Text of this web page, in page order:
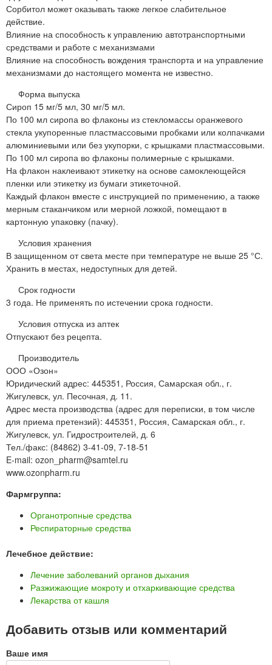
Сорбитол может оказывать также легкое слабительное
действие.
Влияние на способность к управлению автотранспортными
средствами и работе с механизмами
Влияние на способность вождения транспорта и на управление
механизмами до настоящего момента не известно.
Форма выпуска
Сироп 15 мг/5 мл, 30 мг/5 мл.
По 100 мл сиропа во флаконы из стекломассы оранжевого
стекла укупоренные пластмассовыми пробками или колпачками
алюминиевыми или без укупорки, с крышками пластмассовыми.
По 100 мл сиропа во флаконы полимерные с крышками.
На флакон наклеивают этикетку на основе самоклеющейся
пленки или этикетку из бумаги этикеточной.
Каждый флакон вместе с инструкцией по применению, а также
мерным стаканчиком или мерной ложкой, помещают в
картонную упаковку (пачку).
Условия хранения
В защищенном от света месте при температуре не выше 25 °С.
Хранить в местах, недоступных для детей.
Срок годности
3 года. Не применять по истечении срока годности.
Условия отпуска из аптек
Отпускают без рецепта.
Производитель
ООО «Озон»
Юридический адрес: 445351, Россия, Самарская обл., г.
Жигулевск, ул. Песочная, д. 11.
Адрес места производства (адрес для переписки, в том числе
для приема претензий): 445351, Россия, Самарская обл., г.
Жигулевск, ул. Гидростроителей, д. 6
Тел./факс: (84862) 3-41-09, 7-18-51
E-mail: ozon_pharm@samtel.ru
www.ozonpharm.ru
Фармгруппа:
Органотропные средства
Респираторные средства
Лечебное действие:
Лечение заболеваний органов дыхания
Разжижающие мокроту и отхаркивающие средства
Лекарства от кашля
Добавить отзыв или комментарий
Ваше имя